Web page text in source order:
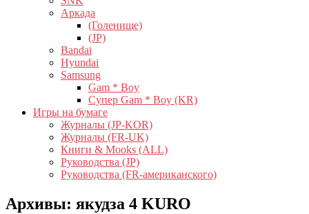
Аркада
(Голенище)
(JP)
Bandai
Hyundai
Samsung
Gam * Boy
Супер Gam * Boy (KR)
Игры на бумаге
Журналы (JP-KOR)
Журналы (FR-UK)
Книги & Mooks (ALL)
Руководства (JP)
Руководства (FR-американского)
Архивы: якудза 4 KURO